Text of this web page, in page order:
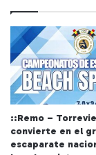
::Remo –
convierte en el
escaparate